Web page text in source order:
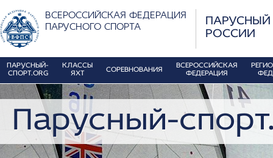
ВСЕРОССИЙСКАЯ ФЕДЕРАЦИЯ
ПАРУСНОГО СПОРТА
ПАРУСНЫЙ
РОССИИ
ПАРУСНЫЙ-
СПОРТ.ORG
КЛАССЫ
ЯХТ
СОРЕВНОВАНИЯ
ВСЕРОССИЙСКАЯ
ФЕДЕРАЦИЯ
Парусный-